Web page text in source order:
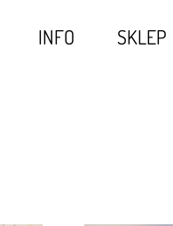
INFO SKLEP